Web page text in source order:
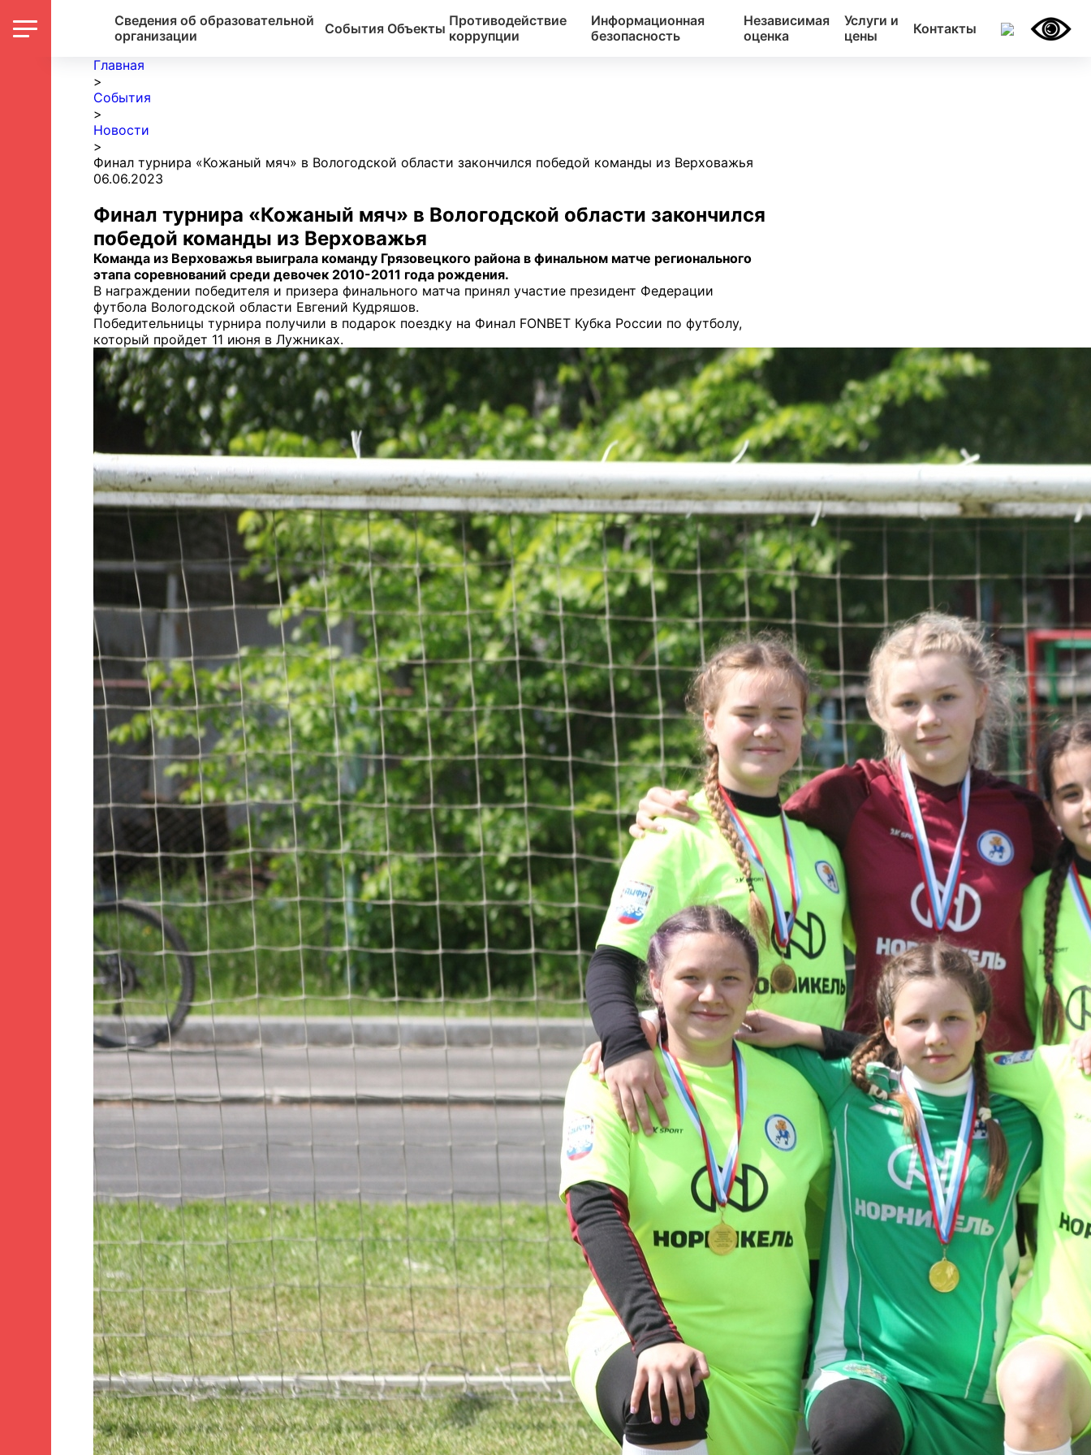
Сведения об образовательной
организации
События Объекты Противодействие
коррупции
Информационная
безопасность
Независимая
оценка
Услуги и
цены
Контакты
Главная
>
События
>
Новости
>
Финал турнира «Кожаный мяч» в Вологодской области закончился победой команды из Верховажья
06.06.2023
Финал турнира «Кожаный мяч» в Вологодской области закончился
победой команды из Верховажья
Команда из Верховажья выиграла команду Грязовецкого района в финальном матче регионального
этапа соревнований среди девочек 2010-2011 года рождения.
В награждении победителя и призера финального матча принял участие президент Федерации
футбола Вологодской области Евгений Кудряшов.
Победительницы турнира получили в подарок поездку на Финал FONBET Кубка России по футболу,
который пройдет 11 июня в Лужниках.